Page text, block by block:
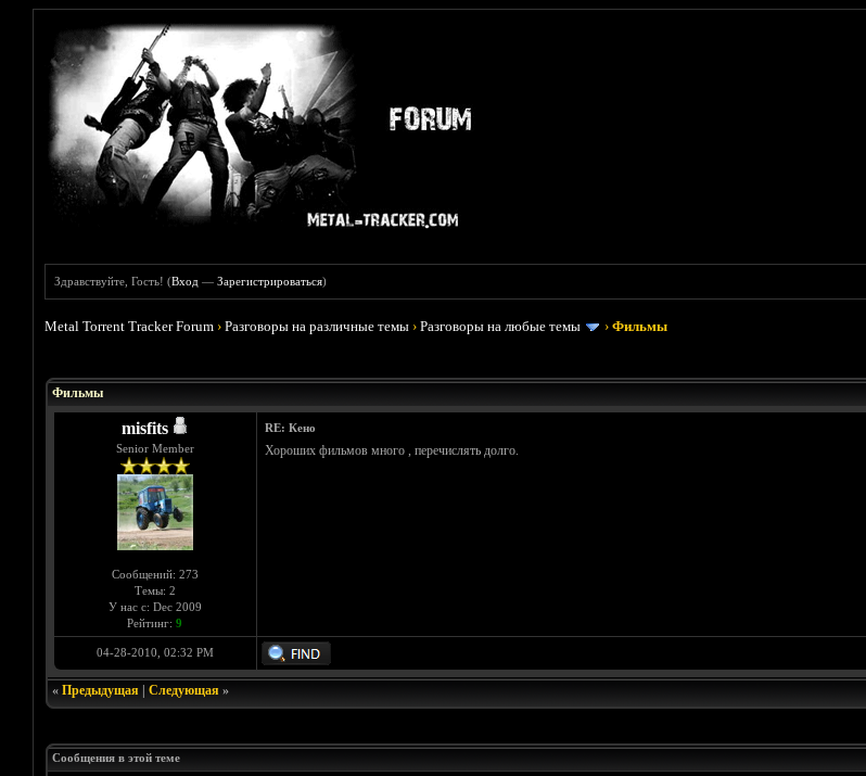
Здравствуйте, Гость! (Вход —Зарегистрироваться)
Metal Torrent Tracker Forum ›Разговоры на различные темы ›Разговоры на любые темы ›Фильмы
Фильмы
misfits
Senior Member
Сообщений: 273
Темы: 2
У нас с: Dec 2009
Рейтинг: 9
RE: Кено
Хороших фильмов много , перечислять долго.
04-28-2010, 02:32 PM
« Предыдущая| Следующая»
Сообщения в этой теме